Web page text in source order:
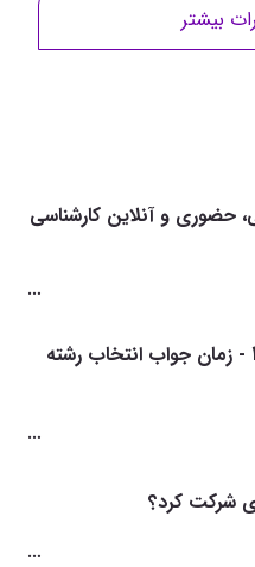
بیشتر
حضوری و آنلاین کارشناسی
اعلام نتایج نهایی کنکور ارشد 1404 - زمان جواب انتخاب رشته
شرکت کرد؟